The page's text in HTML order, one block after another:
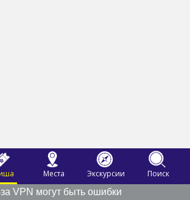
Места Экскурсии
Поиск
VPN могут быть ошибки